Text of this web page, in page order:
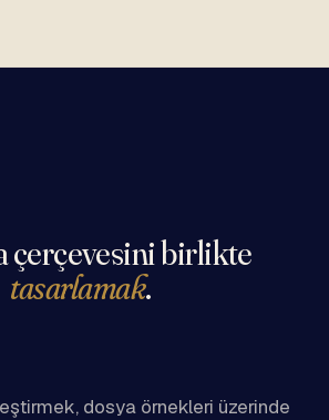
çerçevesini birlikte
tasarlamak.
dosya örnekleri üzerinde